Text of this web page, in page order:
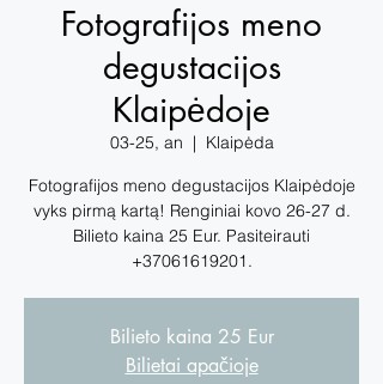
Fotografijos meno
degustacijos
Klaipėdoje
03-25, an
  |
Klaipėda
Fotografijos meno degustacijos Klaipėdoje
vyks pirmą kartą! Renginiai kovo 26-27 d.
Bilieto kaina 25 Eur. Pasiteirauti
+37061619201.
Bilieto kaina 25 Eur
Bilietai apačioje